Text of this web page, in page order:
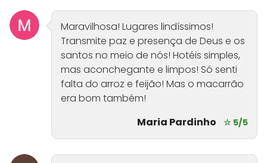
Maravilhosa! Lugares lindíssimos!
Transmite paz e presença de Deus e os
santos no meio de nós! Hotéis simples,
mas aconchegante e limpos! Só senti
falta do arroz e feijão! Mas o macarrão
era bom também!
Maria Pardinho
☆ 5/5